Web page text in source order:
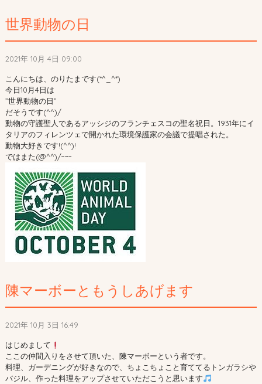
世界動物の日
2021年 10月 4日 09:00
こんにちは、のりたまです(*^_^*)
今日10月4日は
”世界動物の日”
だそうです(^^)/
動物の守護聖人であるアッシジのフランチェスコの聖名祝日。1931年にイ
タリアのフィレンツェで開かれた環境保護家の会議で提唱された。
動物大好きです!(^^)!
ではまた(@^^)/~~~
陳マーボーともうしあげます
2021年 10月 3日 16:49
はじめまして
ここの仲間入りをさせて頂いた、陳マーボーという者です。
料理、ガーデニングが好きなので、ちょこちょこと育ててるトンガラシや
バジル、作った料理をアップさせていただこうと思います